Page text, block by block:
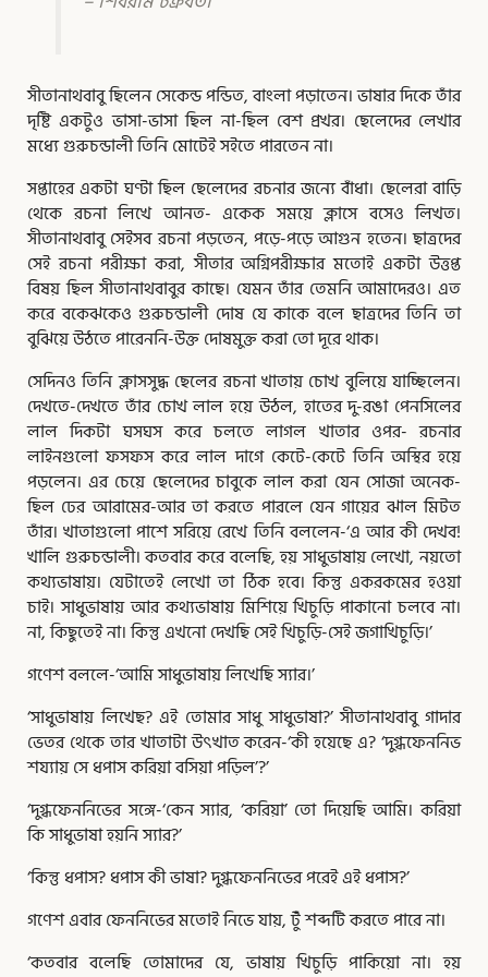
সীতানাথবাবু ছিলেন সেকেন্ড পন্ডিত, বাংলা পড়াতেন। ভাষার দিকে তাঁর
দৃষ্টি একটুও ভাসা-ভাসা ছিল না-ছিল বেশ প্রখর। ছেলেদের লেখার
মধ্যে গুরুচন্ডালী তিনি মোটেই সইতে পারতেন না।
সপ্তাহের একটা ঘণ্টা ছিল ছেলেদের রচনার জন্যে বাঁধা। ছেলেরা বাড়ি
থেকে রচনা লিখে আনত- একেক সময়ে ক্লাসে বসেও লিখত।
সীতানাথবাবু সেইসব রচনা পড়তেন, পড়ে-পড়ে আগুন হতেন। ছাত্রদের
সেই রচনা পরীক্ষা করা, সীতার অগ্নিপরীক্ষার মতোই একটা উত্তপ্ত
বিষয় ছিল সীতানাথবাবুর কাছে। যেমন তাঁর তেমনি আমাদেরও। এত
করে বকেঝকেও গুরুচন্ডালী দোষ যে কাকে বলে ছাত্রদের তিনি তা
বুঝিয়ে উঠতে পারেননি-উক্ত দোষমুক্ত করা তো দূরে থাক।
সেদিনও তিনি ক্লাসসুদ্ধ ছেলের রচনা খাতায় চোখ বুলিয়ে যাচ্ছিলেন।
দেখতে-দেখতে তাঁর চোখ লাল হয়ে উঠল, হাতের দু-রঙা পেনসিলের
লাল দিকটা ঘসঘস করে চলতে লাগল খাতার ওপর- রচনার
লাইনগুলো ফসফস করে লাল দাগে কেটে-কেটে তিনি অস্থির হয়ে
পড়লেন। এর চেয়ে ছেলেদের চাবুকে লাল করা যেন সোজা অনেক-
ছিল ঢের আরামের-আর তা করতে পারলে যেন গায়ের ঝাল মিটত
তাঁর। খাতাগুলো পাশে সরিয়ে রেখে তিনি বললেন-‘এ আর কী দেখব!
খালি গুরুচন্ডালী। কতবার করে বলেছি, হয় সাধুভাষায় লেখো, নয়তো
কথ্যভাষায়। যেটাতেই লেখো তা ঠিক হবে। কিন্তু একরকমের হওয়া
চাই। সাধুভাষায় আর কথ্যভাষায় মিশিয়ে খিচুড়ি পাকানো চলবে না।
না, কিছুতেই না। কিন্তু এখনো দেখছি সেই খিচুড়ি-সেই জগাখিচুড়ি।’
গণেশ বললে-‘আমি সাধুভাষায় লিখেছি স্যার।’
‘সাধুভাষায় লিখেছ? এই তোমার সাধু সাধুভাষা?’ সীতানাথবাবু গাদার
ভেতর থেকে তার খাতাটা উৎখাত করেন-‘কী হয়েছে এ? ‘দুগ্ধফেননিভ
শয্যায় সে ধপাস করিয়া বসিয়া পড়িল’?’
‘দুগ্ধফেননিভের সঙ্গে-‘কেন স্যার, ‘করিয়া’ তো দিয়েছি আমি। করিয়া
কি সাধুভাষা হয়নি স্যার?’
‘কিন্তু ধপাস? ধপাস কী ভাষা? দুগ্ধফেননিভের পরেই এই ধপাস?’
গণেশ এবার ফেননিভের মতোই নিভে যায়, টুঁ শব্দটি করতে পারে না।
‘কতবার বলেছি তোমাদের যে, ভাষায় খিচুড়ি পাকিয়ো না। হয়